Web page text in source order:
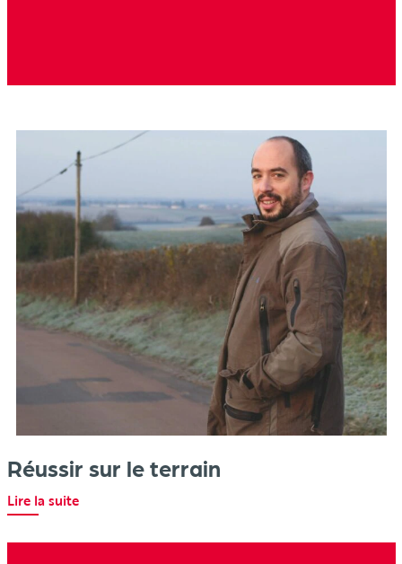
Réussir sur le terrain
Lire la suite